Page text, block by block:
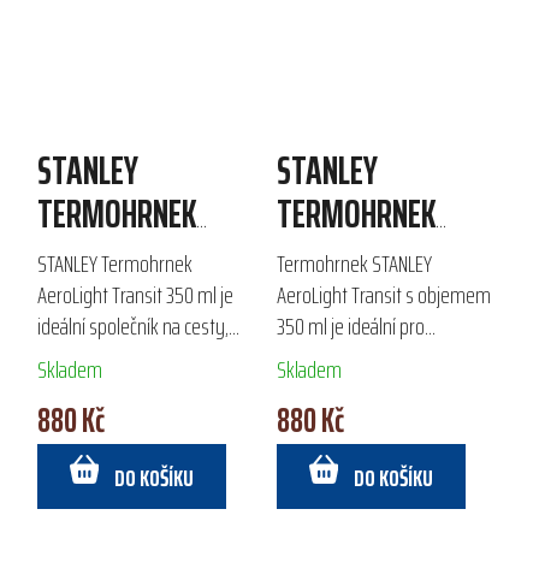
STANLEY
TERMOHRNEK
AEROLIGHT
TRANSIT 350 ML
STANLEY Termohrnek
AeroLight Transit 350 ml je
ideální společník na cesty,
navržený pro každodenní
dojíždění i outdoorové aktivity.
Díky technologii AeroLight TM
je lehký,...
Skladem
880 Kč
DO KOŠÍKU
STANLEY
TERMOHRNEK
AEROLIGHT
TRANSIT 350 ML
Termohrnek STANLEY
AeroLight Transit s objemem
350 ml je ideální pro
každodenní použití i
outdoorové aktivity. Díky
technologii AeroLight TM je
lehký, plně nepropustný a...
Skladem
880 Kč
DO KOŠÍKU